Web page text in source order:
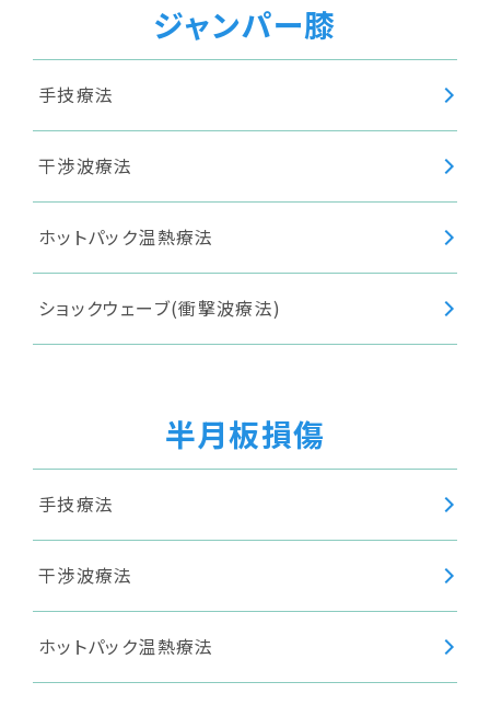
ジャンパー膝
手技療法
干渉波療法
ホットパック温熱療法
ショックウェーブ(衝撃波療法)
半月板損傷
手技療法
干渉波療法
ホットパック温熱療法